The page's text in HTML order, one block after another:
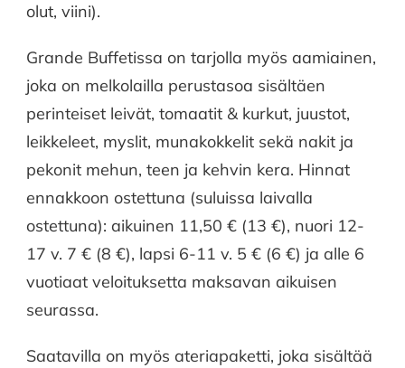
olut, viini).
Grande Buffetissa on tarjolla myös aamiainen,
joka on melkolailla perustasoa sisältäen
perinteiset leivät, tomaatit & kurkut, juustot,
leikkeleet, myslit, munakokkelit sekä nakit ja
pekonit mehun, teen ja kehvin kera. Hinnat
ennakkoon ostettuna (suluissa laivalla
ostettuna): aikuinen 11,50 € (13 €), nuori 12-
17 v. 7 € (8 €), lapsi 6-11 v. 5 € (6 €) ja alle 6
vuotiaat veloituksetta maksavan aikuisen
seurassa.
Saatavilla on myös ateriapaketti, joka sisältää